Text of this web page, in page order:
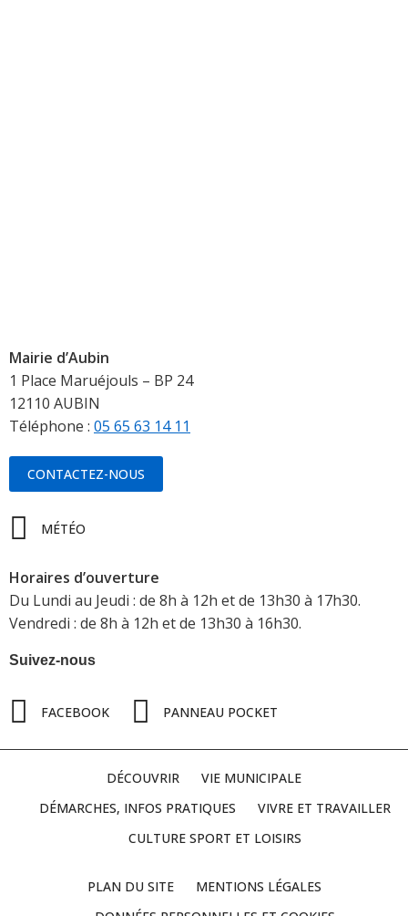
Mairie d’Aubin
1 Place Maruéjouls – BP 24
12110 AUBIN
Téléphone : 05 65 63 14 11
CONTACTEZ-NOUS
MÉTÉO
Horaires d’ouverture
Du Lundi au Jeudi : de 8h à 12h et de 13h30 à 17h30.
Vendredi : de 8h à 12h et de 13h30 à 16h30.
Suivez-nous
FACEBOOK PANNEAU POCKET
DÉCOUVRIR
VIE MUNICIPALE
DÉMARCHES, INFOS PRATIQUES
VIVRE ET TRAVAILLER
CULTURE SPORT ET LOISIRS
PLAN DU SITE
MENTIONS LÉGALES